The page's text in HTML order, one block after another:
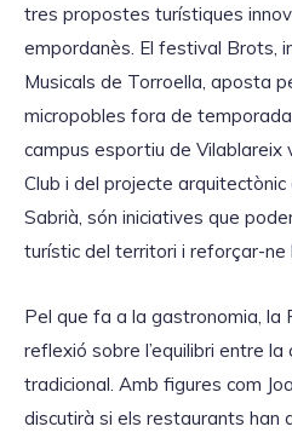
tres propostes turístiques
empordanès. El festival Brots,
Musicals de Torroella, aposta
micropobles fora de
campus esportiu de Vilablareix
Club i del projecte
Sabrià, són iniciatives que
turístic del territori i reforçar-ne
Pel que fa a la gastronomia, la
reflexió sobre l’equilibri entre la
tradicional. Amb figures com
discutirà si els restaurants han